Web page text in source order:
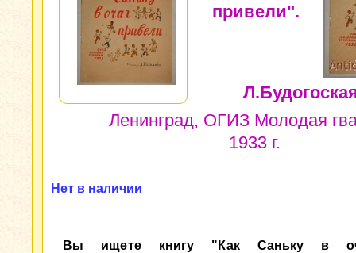
привели".
Ленинград, ОГИЗ Молодая
1933 г.
Нет в наличии
Вы ищете книгу "Как Саньку в